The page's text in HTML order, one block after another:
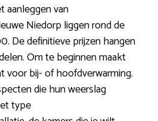
aanleggen van
Niedorp liggen rond de
De definitieve prijzen hangen
Om te beginnen maakt
voor bij- of hoofdverwarming.
die hun weerslag
type